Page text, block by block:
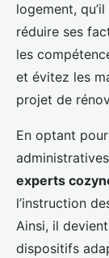
logement,
réduire ses
les
et évitez les
projet de
En optant
experts
l’instruction
Ainsi, il
dispositifs